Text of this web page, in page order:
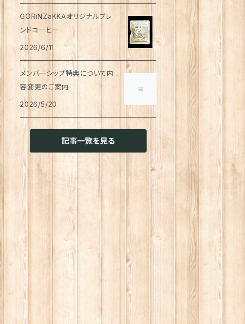
ハンドソープ
アロマ・お香
トラベルセット
カレンダー
ファブリック・マルチカバー
ブランケット
造花・アーティフィシャルグリーン
扇風機・ハンディファン
お財布・カード入れ
手袋・アームカバー
ハンカチ
てぬぐい
キーホルダー
メガネ・メガネケース
傘
レインコート
靴
ブーツ
サンダル・スリッポン
マグカップ
コースター
お皿
箸置き
ふきん
保存容器
調味料入れ
ボトル
メモ帳
便箋
スケジュール帳
はさみ
ふせん
ポチ袋
マスキングテープ
スタンプ
マグネット
計算機
その他
足首ウォーマー
アウター
ジャケット
トップス
カレー
味噌汁・スープ
お茶漬け
だし
お菓子
プロテイン
パスタ
ハーブティー
希釈飲料
犬猫共通
猫用
犬用
猫用
犬用
ボディケア
猫用
ベッド
猫用
犬猫兼用
サプリメント
犬
猫
犬猫共通
リンスインシャンプー
トリートメント
入浴剤・バスボム
ラッピング資材
リング
GORiNZaKKAオリジナルブレ
ンドコーヒー
2026/6/11
メンバーシップ特典について内
容変更のご案内
2026/5/20
記事一覧を見る